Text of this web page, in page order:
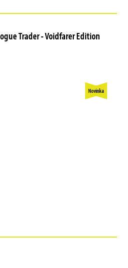
Trader - Voidfarer Edition
Novinka